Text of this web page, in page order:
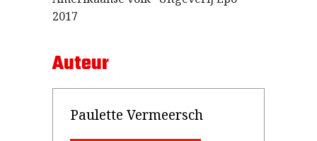
2017
Auteur
Paulette Vermeersch